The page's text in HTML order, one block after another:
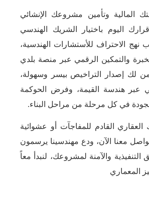
المالية وتأمين مشروعك الإنشائي
اليوم باختيار الشريك الهندسي
نهج الاحتراف للأستشارات الهندسية،
والتمكين الرقمي عبر منصة بلدي
لك إصدار التراخيص بيسر وسهولة،
عبر هندسة القيمة، وفرض الحوكمة
في كل مرحلة من مراحل البناء.
العقاري القادم للمفاجآت أو عشوائية
تواصل معنا الآن، ودع مهندسينا يرسمون
والآمنة لمشروعك، لنبدأ معاً
المعماري